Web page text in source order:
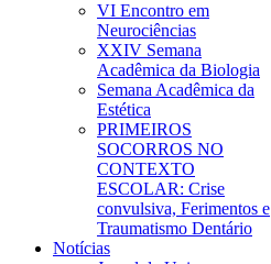
VI Encontro em
Neurociências
XXIV Semana
Acadêmica da Biologia
Semana Acadêmica da
Estética
PRIMEIROS
SOCORROS NO
CONTEXTO
ESCOLAR: Crise
convulsiva, Ferimentos e
Traumatismo Dentário
Notícias